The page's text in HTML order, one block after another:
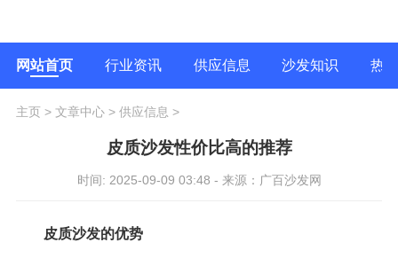
网站首页 行业资讯 供应信息 沙发知识 热
主页> 文章中心> 供应信息 >
皮质沙发性价比高的推荐
时间: 2025-09-09 03:48 - 来源：广百沙发网
皮质沙发的优势